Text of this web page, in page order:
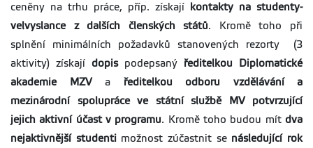
ceněny na trhu práce, příp. získají
kontakty na studenty-
velvyslance z dalších členských států. Kromě toho při
splnění minimálních požadavků stanovených rezorty (3
aktivity) získají dopispodepsaný ředitelkou Diplomatické
akademie MZV a ředitelkou odboru vzdělávání a
mezinárodní spolupráce ve státní službě MV potvrzující
jejich aktivní účast v programu. Kromě toho budou mítdva
nejaktivnější studentimožnost zúčastnit se následující rok